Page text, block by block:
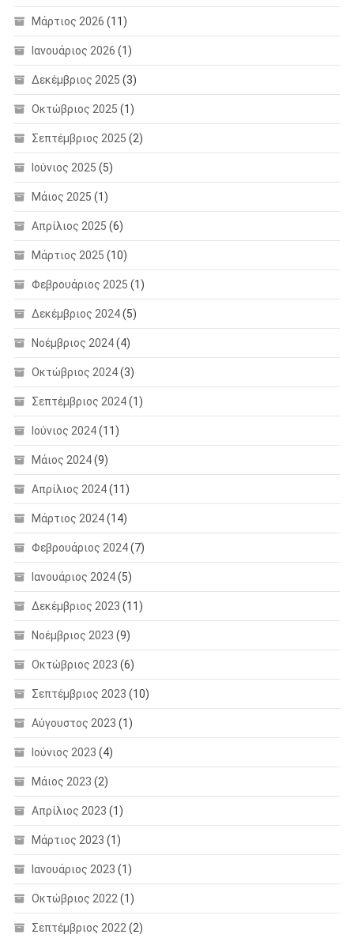
Μάρτιος 2026 (11)
Ιανουάριος 2026 (1)
Δεκέμβριος 2025 (3)
Οκτώβριος 2025 (1)
Σεπτέμβριος 2025 (2)
Ιούνιος 2025 (5)
Μάιος 2025 (1)
Απρίλιος 2025 (6)
Μάρτιος 2025 (10)
Φεβρουάριος 2025 (1)
Δεκέμβριος 2024(5)
Νοέμβριος 2024(4)
Οκτώβριος 2024(3)
Σεπτέμβριος 2024(1)
Ιούνιος 2024(11)
Μάιος 2024(9)
Απρίλιος 2024(11)
Μάρτιος 2024(14)
Φεβρουάριος 2024(7)
Ιανουάριος 2024(5)
Δεκέμβριος 2023 (11)
Νοέμβριος 2023 (9)
Οκτώβριος 2023 (6)
Σεπτέμβριος 2023 (10)
Αύγουστος 2023 (1)
Ιούνιος 2023 (4)
Μάιος 2023 (2)
Απρίλιος 2023 (1)
Μάρτιος 2023 (1)
Ιανουάριος 2023 (1)
Οκτώβριος 2022(1)
Σεπτέμβριος 2022(2)